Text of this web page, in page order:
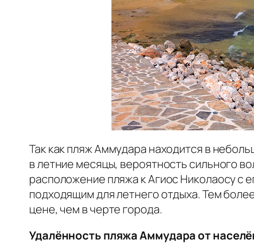
Так как пляж Аммудара находится в
в летние месяцы, вероятность сильного
расположение пляжа к Агиос Николаосу с
подходящим для летнего отдыха. Тем
цене, чем в черте города.
Удалённость пляжа Аммудара от